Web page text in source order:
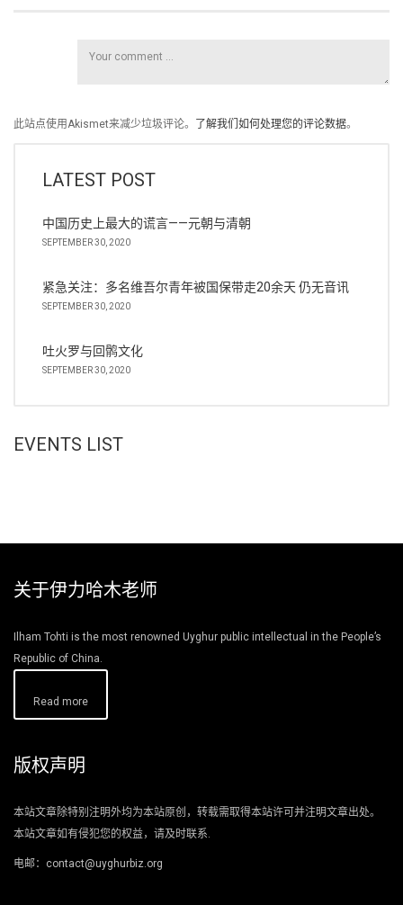
此站点使用Akismet来减少垃圾评论。 了解我们如何处理您的评论数据。
LATEST POST
中国历史上最大的谎言——元朝与清朝
SEPTEMBER 30, 2020
紧急关注：多名维吾尔青年被国保带走20余天 仍无音讯
SEPTEMBER 30, 2020
吐火罗与回鹘文化
SEPTEMBER 30, 2020
EVENTS LIST
关于伊力哈木老师
Ilham Tohti is the most renowned Uyghur public intellectual in the People’s
Republic of China.
Read more
版权声明
本站文章除特别注明外均为本站原创，转载需取得本站许可并注明文章出处。
本站文章如有侵犯您的权益，请及时联系.
电邮：contact@uyghurbiz.org